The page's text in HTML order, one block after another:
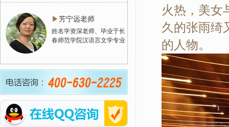
▶芳宁远老师
姓名学资深老师、毕业于长
春师范学院汉语言文学专业
火热，美女
久的张雨绮
的人物。